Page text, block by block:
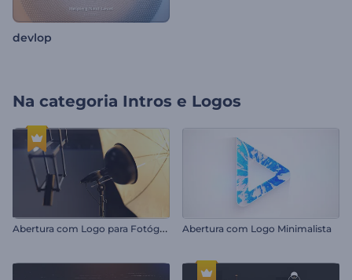
devlop
Na categoria Intros e Logos
A
bertura com Logo para Fotógrafos Abertura com Logo Minimalista